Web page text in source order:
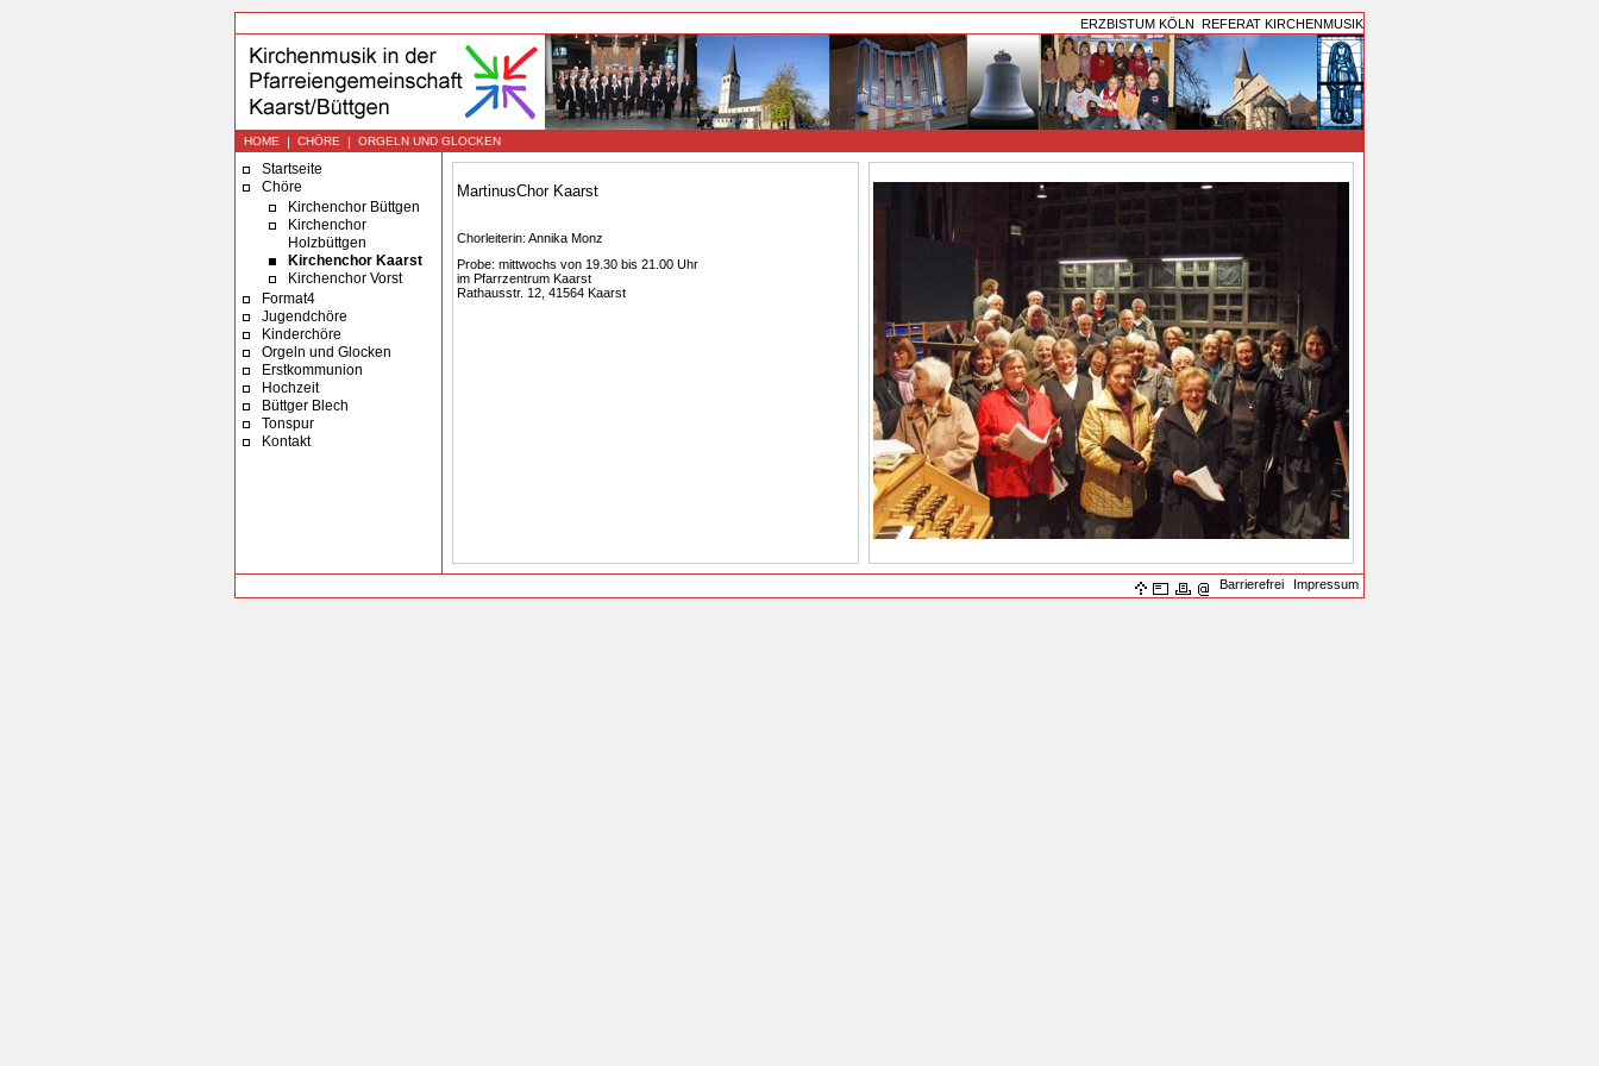
ERZBISTUM KÖLN REFERAT KIRCHENMUSIK
HOME | CHÖRE | ORGELN UND GLOCKEN
Startseite
Chöre
Kirchenchor Büttgen
Kirchenchor
Holzbüttgen
Kirchenchor Kaarst
Kirchenchor Vorst
Format4
Jugendchöre
Kinderchöre
Orgeln und Glocken
Erstkommunion
Hochzeit
Büttger Blech
Tonspur
Kontakt
MartinusChor Kaarst
Chorleiterin: Annika Monz
Probe: mittwochs von 19.30 bis 21.00 Uhr
im Pfarrzentrum Kaarst
Rathausstr. 12, 41564 Kaarst
Barrierefrei Impressum